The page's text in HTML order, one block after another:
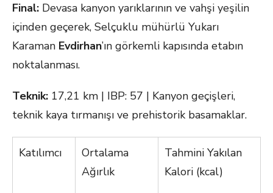
Final: Devasa kanyon yarıklarının ve vahşi yeşilin
içinden geçerek, Selçuklu mühürlü Yukarı
Karaman Evdirhan’ın görkemli kapısında etabın
noktalanması.
Teknik: 17,21 km | IBP: 57 | Kanyon geçişleri,
teknik kaya tırmanışı ve prehistorik basamaklar.
Katılımcı
Ortalama
Ağırlık
Tahmini Yakılan
Kalori (kcal)